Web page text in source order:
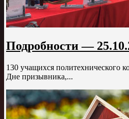
Подробности —
130 учащихся политехнического
Дне призывника,...